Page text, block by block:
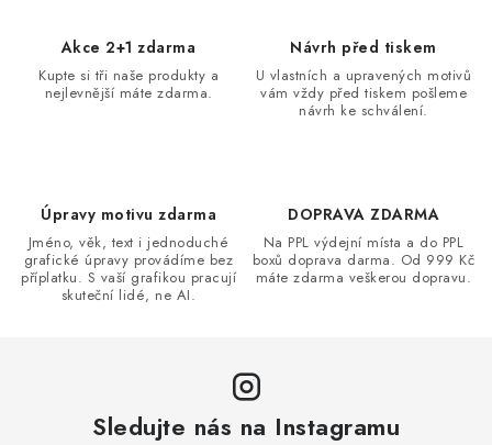
y
Akce 2+1 zdarma
Kupte si tři naše produkty a
nejlevnější máte zdarma.
Návrh před tiskem
U vlastních a upravených motivů
vám vždy před tiskem pošleme
návrh ke schválení.
Úpravy motivu zdarma
Jméno, věk, text i jednoduché
grafické úpravy provádíme bez
příplatku. S vaší grafikou pracují
skuteční lidé, ne AI.
DOPRAVA ZDARMA
Na PPL výdejní místa a do PPL
boxů doprava darma. Od 999 Kč
máte zdarma veškerou dopravu.
Sledujte nás na Instagramu